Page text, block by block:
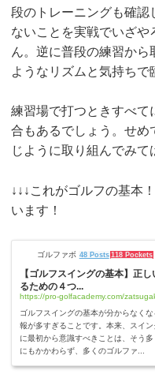
段のトレーニングも確認
ないことを実戦でいざ
ん。逆に普段の練習か
ようなリズムと気持ちで
練習場で打つときすべて
合もあるでしょう。せめ
じように取り組んでみて
↓↓↓これがゴルフの基本
います！
ゴルファボ 48 Posts 118 Pockets
【ゴルフスイングの基本】正
るための４つ...
https://pro-golfacademy.com/
ゴルフスイングの基本が分からなく
報が多すぎることです。本来、スイ
に最初から意識すべきことは、そう
にもかかわらず、多くのゴルファ...